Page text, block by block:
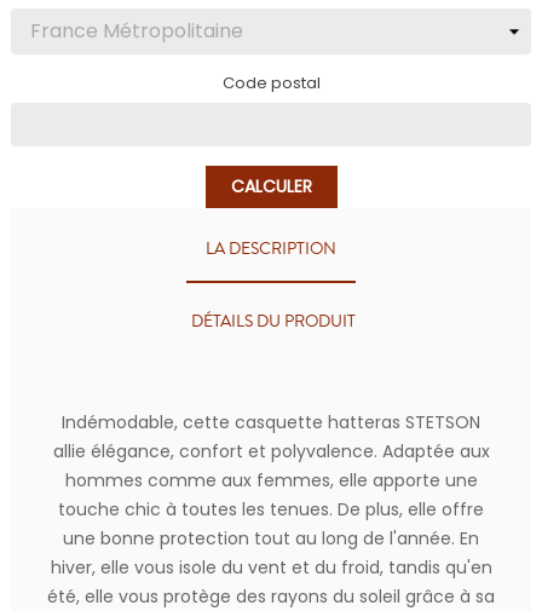
Code postal
CALCULER
LA DESCRIPTION
DÉTAILS DU PRODUIT
Indémodable, cette casquette hatteras STETSON
allie élégance, confort et polyvalence. Adaptée aux
hommes comme aux femmes, elle apporte une
touche chic à toutes les tenues. De plus, elle offre
une bonne protection tout au long de l'année. En
hiver, elle vous isole du vent et du froid, tandis qu'en
été, elle vous protège des rayons du soleil grâce à sa